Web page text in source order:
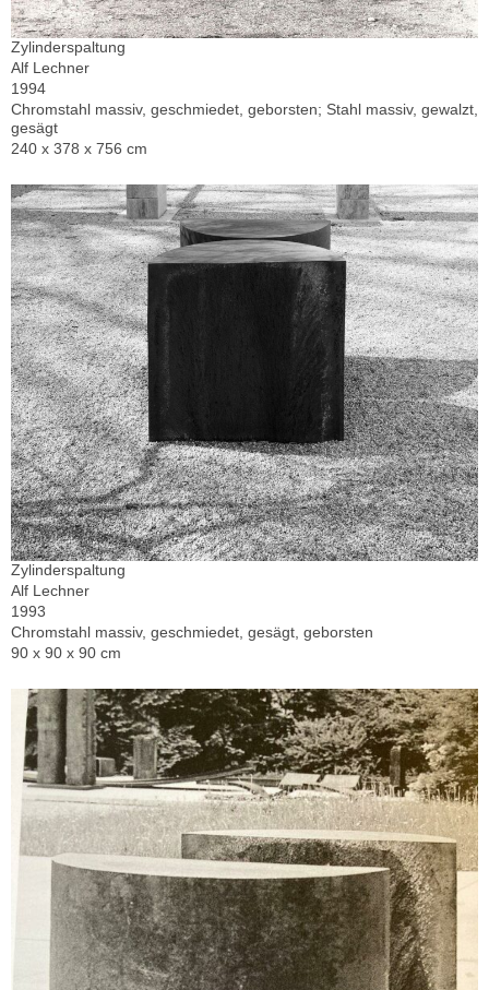
Zylinderspaltung
Alf Lechner
1994
Chromstahl massiv, geschmiedet, geborsten; Stahl massiv, gewalzt,
gesägt
240 x 378 x 756 cm
Zylinderspaltung
Alf Lechner
1993
Chromstahl massiv, geschmiedet, gesägt, geborsten
90 x 90 x 90 cm